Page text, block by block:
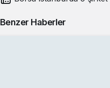
Benzer Haberler